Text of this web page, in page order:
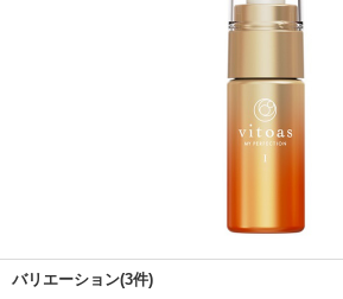
バリエーション(3件)